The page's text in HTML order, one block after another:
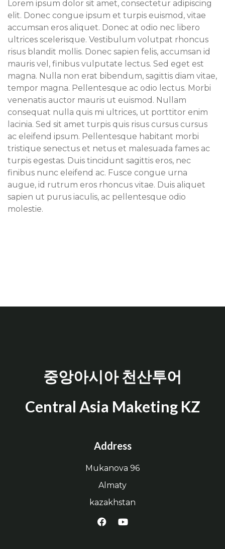
Lorem ipsum dolor sit amet, consectetur adipiscing
elit. Donec congue ipsum et turpis euismod, vitae
accumsan eros aliquet. Donec at odio nec libero
ultrices scelerisque. Vestibulum volutpat rhoncus
risus blandit mollis. Donec sapien felis, accumsan id
mauris vel, finibus vulputate lectus. Sed eget est
magna. Nulla non erat bibendum, sagittis diam vitae,
tempor magna. Pellentesque ac odio lectus. Morbi
venenatis auctor mauris ut euismod. Nullam
consequat nulla quis mi ultrices, ut porttitor enim
lacinia. Sed sit amet turpis quis risus cursus cursus
ac eleifend ipsum. Pellentesque habitant morbi
tristique senectus et netus et malesuada fames ac
turpis egestas. Duis tincidunt sagittis eros, nec
finibus nunc eleifend ac. Fusce congue urna
augue, id rutrum eros rhoncus vitae. Duis aliquet
sapien ut purus iaculis, ac pellentesque odio
molestie.
중앙아시아 천산투어
Central Asia Maketing KZ
Address
Mukanova 96
Almaty
kazakhstan